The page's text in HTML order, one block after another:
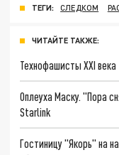
ТЕГИ: СЛЕДКОМ
ЧИТАЙТЕ ТАКЖЕ:
Технофашисты XXI века
Оплеуха Маску. "Пора
Starlink
Гостиницу "Якорь" на